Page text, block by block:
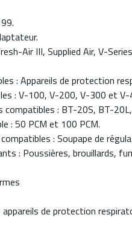
Air III, Supplied Air, V-
: Appareils de protection
: V-100, V-200, V-300 et V-
compatibles : BT-20S, BT-
: 50 PCM et 100 PCM.
: Soupape de
: Poussières, brouillards,
appareils de protection